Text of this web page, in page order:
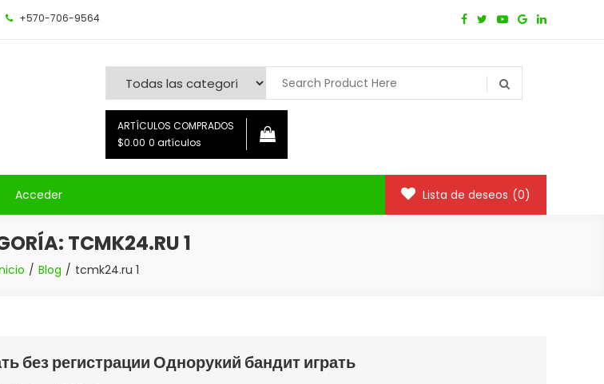
+570-706-9564
ARTÍCULOS COMPRADOS
$0.00 0 artículos
Acceder Lista de deseos (0)
TCMK24.RU 1
Blog tcmk24.ru 1
без регистрации Однорукий бандит играть